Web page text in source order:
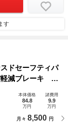
す
ドセーフティパ
減ブレーキ 点
シート ８人
続 クルコン ウ
本体価格
84.8
万円
諸費用
9.9
万円
月々 8,500 円